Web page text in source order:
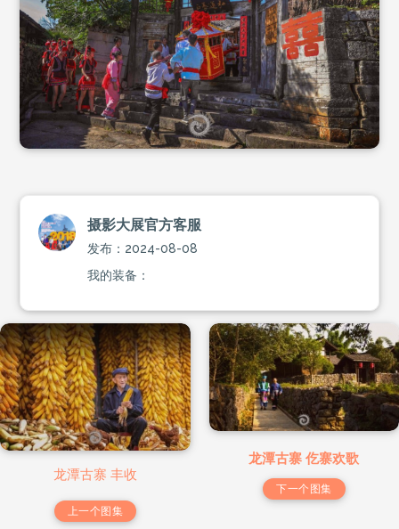
摄影大展官方客服
发布：2024-08-08
我的装备：
龙潭古寨 丰收
上一个图集
龙潭古寨 仡寨欢歌
下一个图集